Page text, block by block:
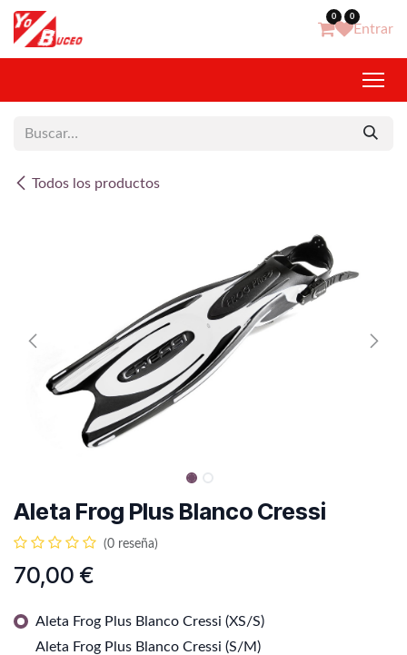
Ir al contenido 0 0
Entrar
Todos los productos
Aleta Frog Plus Blanco Cressi
(0 reseña)
70,00 €
Aleta Frog Plus Blanco Cressi (XS/S)
Aleta Frog Plus Blanco Cressi (S/M)